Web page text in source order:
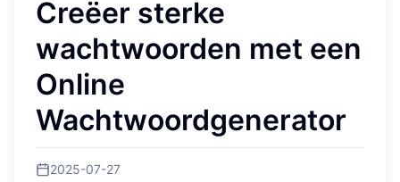
Creëer sterke
wachtwoorden met een
Online
Wachtwoordgenerator
2025-07-27